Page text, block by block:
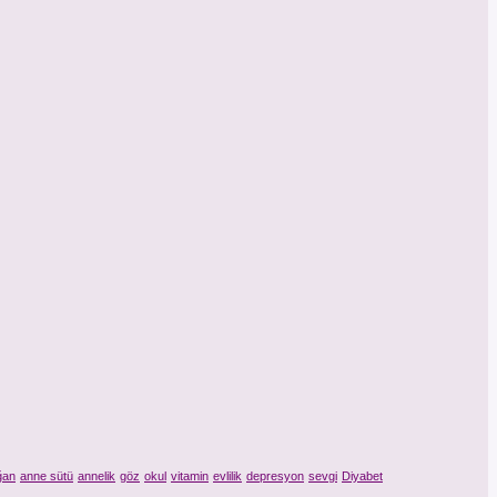
anne sütü annelik göz okul vitamin evlilik depresyon sevgi Diyabet